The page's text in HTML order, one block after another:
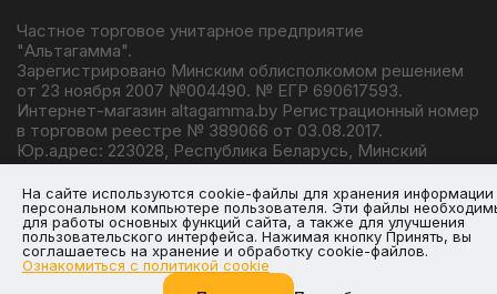
Частное торговое унитарное предприятие
"Альтагамма".
Зарегистрировано Минским облисполкомом решением
от 23 ноября 2007 №004490. № ЕГР 690617593.
Интернет-магазин altagamma.by Регистрационный номер
в торговом реестре № 389066 от 03.08.2017.
Юр.адрес: 223028, Республика Беларусь, Минский
район, г.п. Ждановичи, ул. Линейная, 4/1.
© 2026
На сайте используются cookie-файлы для хранения информации
персональном компьютере пользователя. Эти файлы
для работы основных функций сайта, а также для улучшения
пользовательского интерфейса. Нажимая кнопку Принять, вы
соглашаетесь на хранение и обработку cookie-файлов.
Ознакомиться с политикой cookie